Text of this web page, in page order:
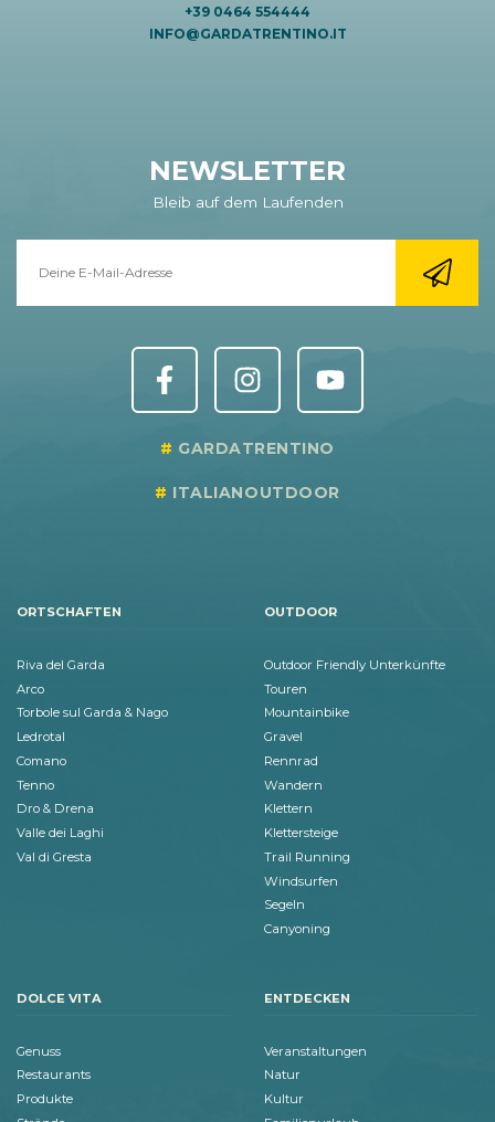
+39 0464 554444
INFO@GARDATRENTINO.IT
NEWSLETTER
Bleib auf dem Laufenden
GARDATRENTINO
ITALIANOUTDOOR
ORTSCHAFTEN
Riva del Garda
Arco
Torbole sul Garda & Nago
Ledrotal
Comano
Tenno
Dro & Drena
Valle dei Laghi
Val di Gresta
OUTDOOR
Outdoor Friendly Unterkünfte
Touren
Mountainbike
Gravel
Rennrad
Wandern
Klettern
Klettersteige
Trail Running
Windsurfen
Segeln
Canyoning
DOLCE VITA
Genuss
Restaurants
Produkte
ENTDECKEN
Veranstaltungen
Natur
Kultur